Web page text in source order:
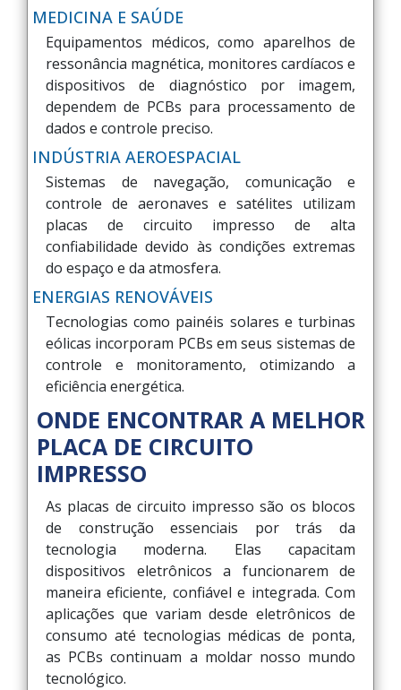
MEDICINA E SAÚDE
Equipamentos médicos, como aparelhos de
ressonância magnética, monitores cardíacos e
dispositivos de diagnóstico por imagem,
dependem de PCBs para processamento de
dados e controle preciso.
INDÚSTRIA AEROESPACIAL
Sistemas de navegação, comunicação e
controle de aeronaves e satélites utilizam
placas de circuito impresso de alta
confiabilidade devido às condições extremas
do espaço e da atmosfera.
ENERGIAS RENOVÁVEIS
Tecnologias como painéis solares e turbinas
eólicas incorporam PCBs em seus sistemas de
controle e monitoramento, otimizando a
eficiência energética.
ONDE ENCONTRAR A MELHOR
PLACA DE CIRCUITO
IMPRESSO
As placas de circuito impresso são os blocos
de construção essenciais por trás da
tecnologia moderna. Elas capacitam
dispositivos eletrônicos a funcionarem de
maneira eficiente, confiável e integrada. Com
aplicações que variam desde eletrônicos de
consumo até tecnologias médicas de ponta,
as PCBs continuam a moldar nosso mundo
tecnológico.